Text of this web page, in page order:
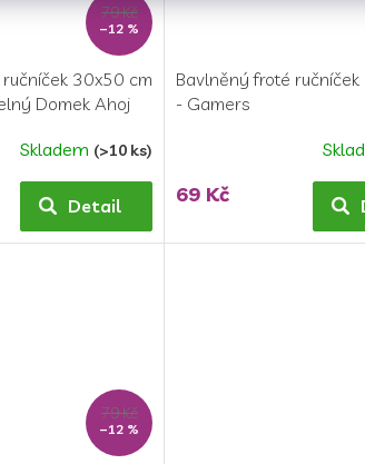
79 Kč
–12 %
30x50 cm
Domek Ahoj
Skladem (>10 ks)
Detail
Bavlněný froté
- Gamers
69 Kč
79 Kč
–12 %